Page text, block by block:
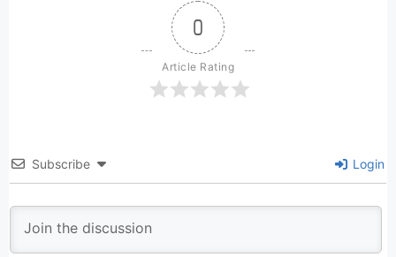
0
Article Rating
Subscribe Login